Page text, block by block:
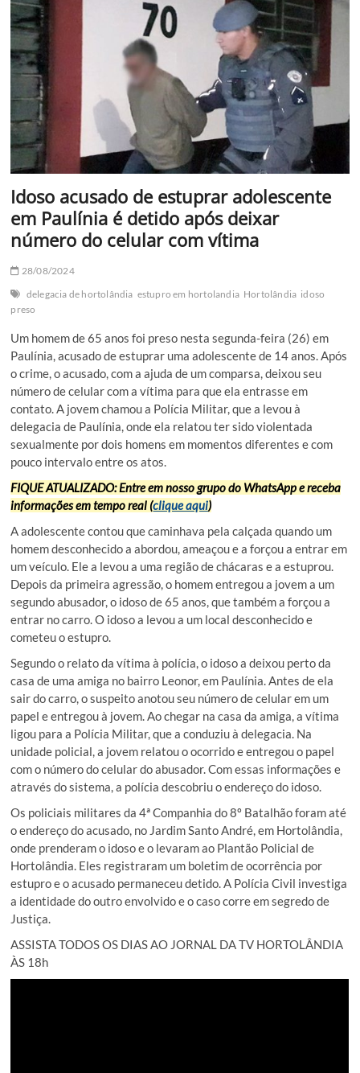
Idoso acusado de estuprar adolescente
em Paulínia é detido após deixar
número do celular com vítima
28/08/2024
delegacia de hortolândia estupro em hortolandia Hortolândia idoso
preso
Um homem de 65 anos foi preso nesta segunda-feira (26) em
Paulínia, acusado de estuprar uma adolescente de 14 anos. Após
o crime, o acusado, com a ajuda de um comparsa, deixou seu
número de celular com a vítima para que ela entrasse em
contato. A jovem chamou a Polícia Militar, que a levou à
delegacia de Paulínia, onde ela relatou ter sido violentada
sexualmente por dois homens em momentos diferentes e com
pouco intervalo entre os atos.
FIQUE ATUALIZADO: Entre em nosso grupo do WhatsApp e receba
informações em tempo real (clique aqui)
A adolescente contou que caminhava pela calçada quando um
homem desconhecido a abordou, ameaçou e a forçou a entrar em
um veículo. Ele a levou a uma região de chácaras e a estuprou.
Depois da primeira agressão, o homem entregou a jovem a um
segundo abusador, o idoso de 65 anos, que também a forçou a
entrar no carro. O idoso a levou a um local desconhecido e
cometeu o estupro.
Segundo o relato da vítima à polícia, o idoso a deixou perto da
casa de uma amiga no bairro Leonor, em Paulínia. Antes de ela
sair do carro, o suspeito anotou seu número de celular em um
papel e entregou à jovem. Ao chegar na casa da amiga, a vítima
ligou para a Polícia Militar, que a conduziu à delegacia. Na
unidade policial, a jovem relatou o ocorrido e entregou o papel
com o número do celular do abusador. Com essas informações e
através do sistema, a polícia descobriu o endereço do idoso.
Os policiais militares da 4ª Companhia do 8º Batalhão foram até
o endereço do acusado, no Jardim Santo André, em Hortolândia,
onde prenderam o idoso e o levaram ao Plantão Policial de
Hortolândia. Eles registraram um boletim de ocorrência por
estupro e o acusado permaneceu detido. A Polícia Civil investiga
a identidade do outro envolvido e o caso corre em segredo de
Justiça.
ASSISTA TODOS OS DIAS AO JORNAL DA TV HORTOLÂNDIA
ÀS 18h